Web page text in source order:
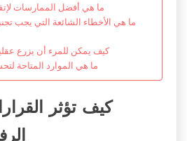
ما هي أفضل الممارسات
ما هي الأخطاء الشائعة التي يجب
كيف يمكن للمرء أن يزرع
ما هي الموارد المتاحة
كيف تؤثر